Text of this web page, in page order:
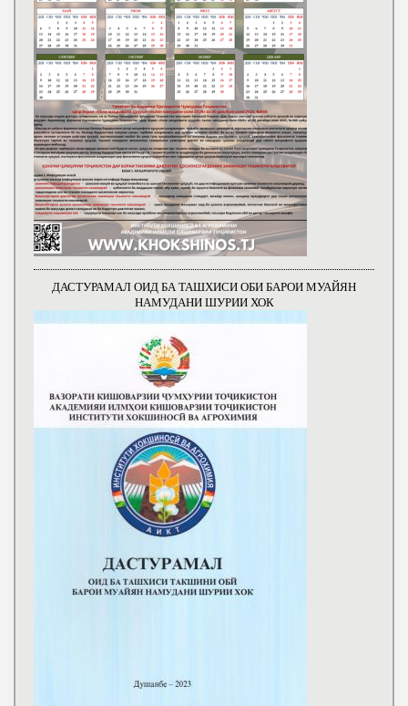
ДАСТУРАМАЛ ОИД БА ТАШХИСИ ОБИ БАРОИ МУАЙЯН
НАМУДАНИ ШУРИИ ХОК